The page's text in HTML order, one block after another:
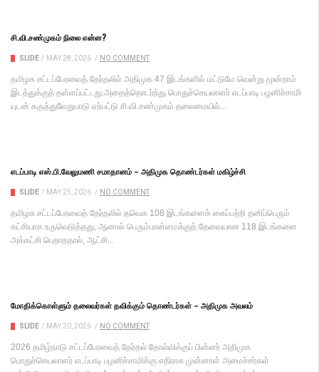
சி.வி.சண்முகம் நிலை என்ன?
SLIDE / MAY 28, 2026 / NO COMMENT
தமிழக சட்​டப்​பேர​வைத் தேர்​தலில் அதி​முக 47 இடங்​களில் மட்​டுமே வென்று மூன்​றாம்
இடத்​துக்குத் தள்​ளப்​பட்​டது.அதைத்​தொடர்ந்து பொதுச்செய​லா​ளர் எடப்பாடி பழனிச்​சாமி​
யுடன் கருத்​து​வேறு​பாடு ஏற்​பட்டு சி.​வி.சண்​முகம் தலை​மை​யில்...
எடப்பாடி எஸ்.பி.வேலுமணி சமாதானம் – அதிமுக தொண்டர்கள் மகிழ்ச்சி
SLIDE / MAY 25, 2026 / NO COMMENT
தமிழக சட்டப்பேரவைத் தேர்தலில் தவெக 108 இடங்களைக் கைப்பற்றி தனிப்பெரும்
கட்சியாக உருவெடுத்தது, ஆனால் பெரும்பான்மைக்குத் தேவையான 118 இடங்களை
அக்கட்சி பெறாததால், ஆட்சி...
மோதிக்கொள்ளும் தலைவர்கள் தவிக்கும் தொண்டர்கள் – அதிமுக அவலம்
SLIDE / MAY 20, 2026 / NO COMMENT
2026 தமிழ்நாடு சட்டப்பேரவைத் தேர்தல் தோல்விக்குப் பின்னர் அதிமுக
பொதுச்செயலாளர் எடப்பாடி பழனிச்சாமிக்கு எதிராக முன்னாள் அமைச்சர்கள்